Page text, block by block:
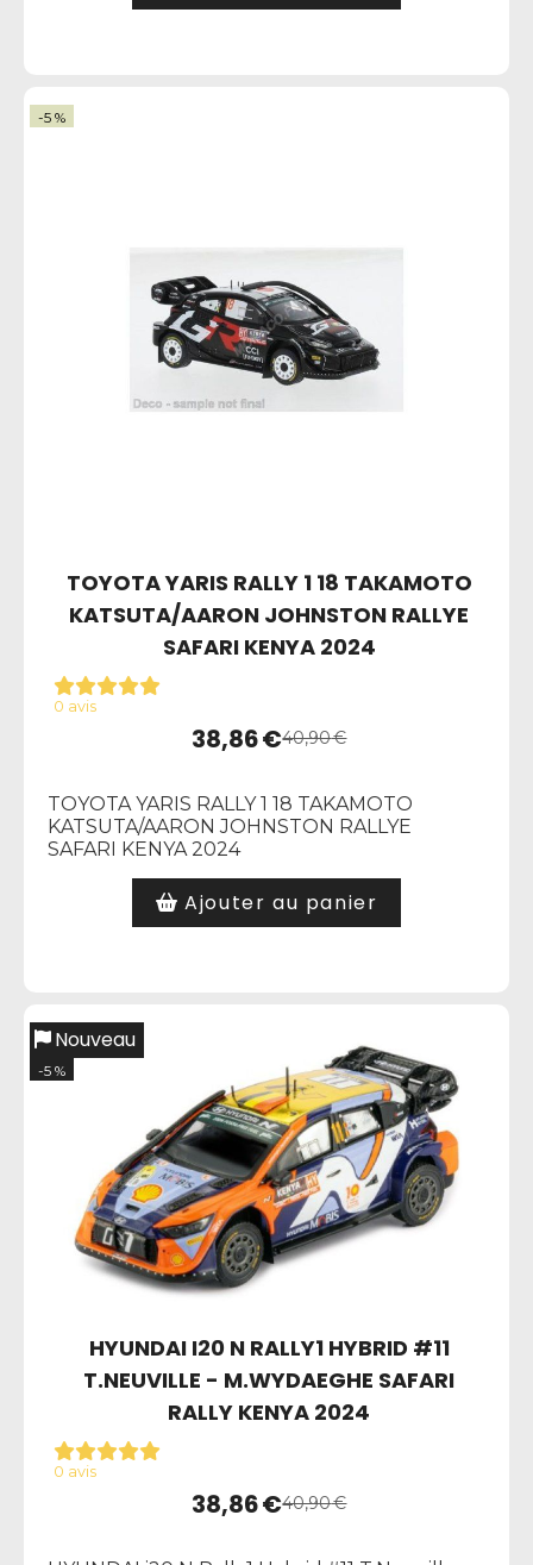
-5 %
TOYOTA YARIS RALLY 1 18 TAKAMOTO
KATSUTA/AARON JOHNSTON RALLYE
SAFARI KENYA 2024
0 avis
38,86€40,90€
TOYOTA YARIS RALLY 1 18 TAKAMOTO
KATSUTA/AARON JOHNSTON RALLYE
SAFARI KENYA 2024
Ajouter au panier
Nouveau
-5 %
HYUNDAI I20 N RALLY1 HYBRID #11
T.NEUVILLE - M.WYDAEGHE SAFARI
RALLY KENYA 2024
0 avis
38,86€40,90€